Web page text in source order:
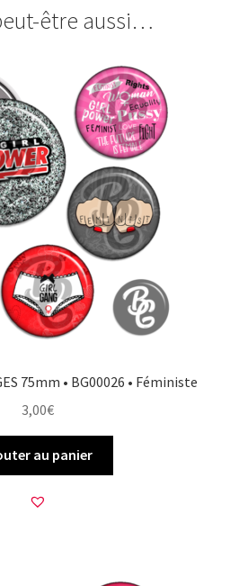
être aussi…
75mm • BG00026 • Féministe
3,00€
au panier